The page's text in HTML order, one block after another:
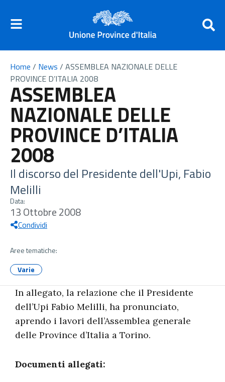
Home / News / ASSEMBLEA NAZIONALE DELLE
PROVINCE D’ITALIA 2008
ASSEMBLEA
NAZIONALE DELLE
PROVINCE D’ITALIA
2008
Il discorso del Presidente dell'Upi, Fabio
Melilli
Data:
13 Ottobre 2008
Condividi
Aree tematiche:
Varie
In allegato, la relazione che il Presidente
dell’Upi Fabio Melilli, ha pronunciato,
aprendo i lavori dell’Assemblea generale
delle Province d’Italia a Torino.
Documenti allegati: